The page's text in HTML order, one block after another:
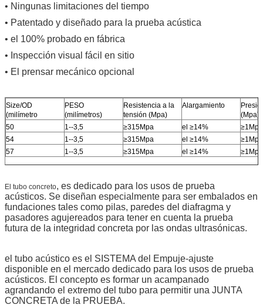
• Ningunas limitaciones del tiempo
• Patentado y diseñado para la prueba acústica
• el 100% probado en fábrica
• Inspección visual fácil en sitio
• El prensar mecánico opcional
Size/OD
(milímetro
PESO
(milímetros)
Resistencia a la
tensión (Mpa)
Alargamiento
(Mpa)
50
1--3,5 ≥315Mpa el ≥14%
≥1Mpa
54
1--3,5 ≥315Mpa el ≥14%
≥1Mpa
57
1--3,5 ≥315Mpa el ≥14% ≥1Mpa
El tubo concreto, es dedicado para los usos de prueba
acústicos. Se diseñan especialmente para ser embalados en
fundaciones tales como pilas, paredes del diafragma y
pasadores agujereados para tener en cuenta la prueba
futura de la integridad concreta por las ondas ultrasónicas.
el tubo acústico es el SISTEMA del Empuje-ajuste
disponible en el mercado dedicado para los usos de prueba
acústicos. El concepto es formar un acampanado
agrandando el extremo del tubo para permitir una JUNTA
CONCRETA de la PRUEBA.